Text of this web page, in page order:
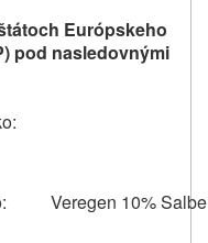
Európskeho
pod nasledovnými
Veregen 10% Salbe